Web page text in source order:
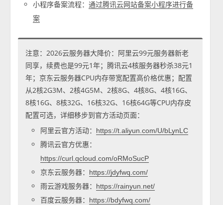
小程序备案流程：通过腾讯云网站备案小程序进行备
案
注意：2026云服务器大降价：阿里云99元服务器新老
同享，续费也是99元1年；腾讯云4核服务器秒杀38元1
年；京东云服务器CPU内存带宽配置高价格优惠；配置
从2核2G3M、2核4G5M、2核8G、4核8G、4核16G、
8核16G、8核32G、16核32G、16核64G等CPU内存皮
配置可选，详细移步到官方活动页面：
阿里云官方活动：
https://t.aliyun.com/U/bLynLC
腾讯云官方优惠：
https://curl.qcloud.com/oRMoSucP
京东云服务器： https://jdyfwq.com/
雨云游戏服务器： https://rainyun.net/
百度云服务器： https://bdyfwq.com/